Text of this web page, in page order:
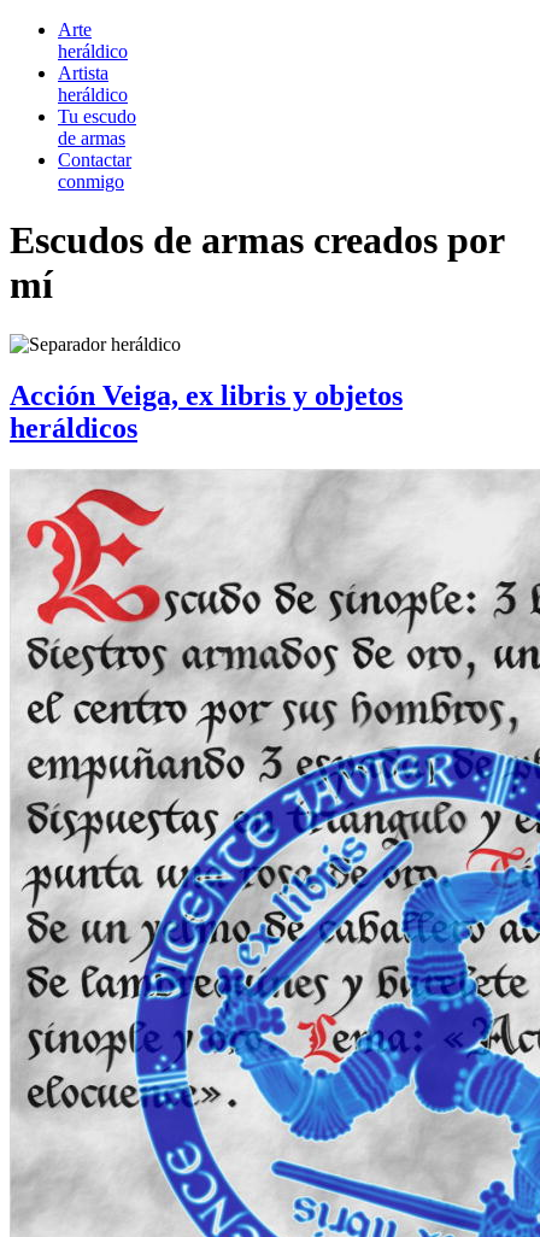
Arte
heráldico
Artista
heráldico
Tu escudo
de armas
Contactar
conmigo
Escudos de armas creados por
mí
Acción Veiga, ex libris y objetos
heráldicos